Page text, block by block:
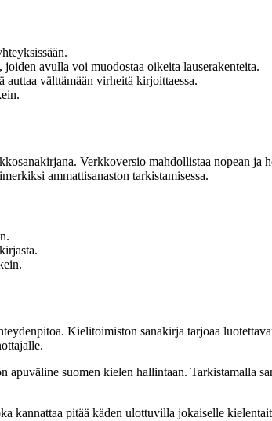
avulla voi muodostaa oikeita lauserakenteita.
välttämään virheitä kirjoittaessa.
Verkkoversio mahdollistaa nopean ja
ammattisanaston tarkistamisessa.
Kielitoimiston sanakirja tarjoaa
suomen kielen hallintaan. Tarkistamalla
kannattaa pitää käden ulottuvilla jokaiselle